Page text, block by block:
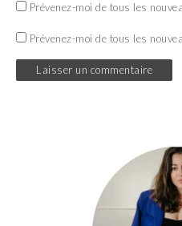
Prévenez-moi de tous les
Prévenez-moi de tous les